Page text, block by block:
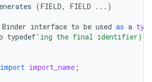
(FIELD, FIELD ... )
Binder interface to be used as a type
typedef'ing the final identifier)
import import_name ;